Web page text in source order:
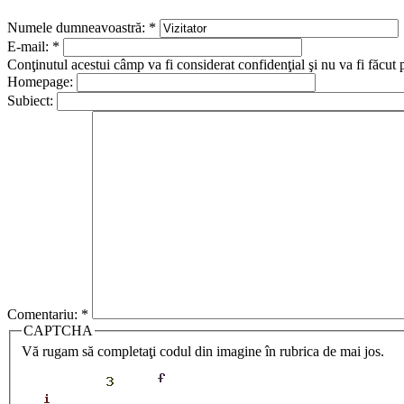
Numele dumneavoastră: *
E-mail: *
Conţinutul acestui câmp va fi considerat confidenţial şi nu va fi făcut
Homepage:
Subiect:
Comentariu: *
CAPTCHA
Vă rugam să completaţi codul din imagine în rubrica de mai jos.